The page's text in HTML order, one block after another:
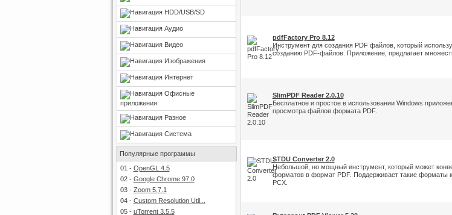
HDD/USB/SD
Аудио
Видео
Изображения
Интернет
Офисные
приложения
Разное
Система
Популярные программы
01 - OpenGL 4.5
02- Google Chrome 97.0
03- Zoom 5.7.1
04- Custom Resolution Util...
05- uTorrent 3.5.5
pdfFactory Pro 8.12
Инструмент для создания PDF файлов, который
созданию PDF-файлов. Приложение, предлагает
SlimPDF Reader 2.0.10
Бесплатное и простое в использовании Windows
просмотра файлов формата PDF.
STDU Converter 2.0
Небольшой, но мощный инструмент, который может
форматов в формат PDF. Поддерживает такие форматы
PCX.